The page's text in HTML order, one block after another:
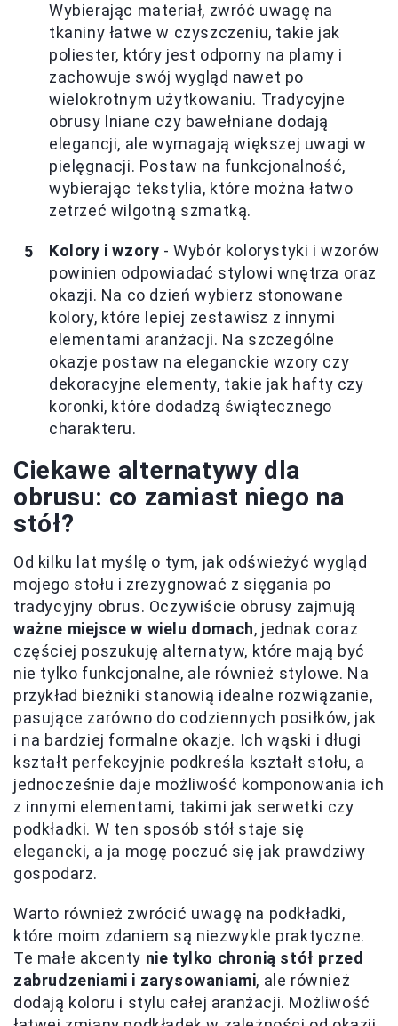
Wybierając materiał, zwróć uwagę na
tkaniny łatwe w czyszczeniu, takie jak
poliester, który jest odporny na plamy i
zachowuje swój wygląd nawet po
wielokrotnym użytkowaniu. Tradycyjne
obrusy lniane czy bawełniane dodają
elegancji, ale wymagają większej uwagi w
pielęgnacji. Postaw na funkcjonalność,
wybierając tekstylia, które można łatwo
zetrzeć wilgotną szmatką.
Kolory i wzory - Wybór kolorystyki i wzorów
powinien odpowiadać stylowi wnętrza oraz
okazji. Na co dzień wybierz stonowane
kolory, które lepiej zestawisz z innymi
elementami aranżacji. Na szczególne
okazje postaw na eleganckie wzory czy
dekoracyjne elementy, takie jak hafty czy
koronki, które dodadzą świątecznego
charakteru.
Ciekawe alternatywy dla
obrusu: co zamiast niego na
stół?
Od kilku lat myślę o tym, jak odświeżyć wygląd
mojego stołu i zrezygnować z sięgania po
tradycyjny obrus. Oczywiście obrusy zajmują
ważne miejsce w wielu domach, jednak coraz
częściej poszukuję alternatyw, które mają być
nie tylko funkcjonalne, ale również stylowe. Na
przykład bieżniki stanowią idealne rozwiązanie,
pasujące zarówno do codziennych posiłków, jak
i na bardziej formalne okazje. Ich wąski i długi
kształt perfekcyjnie podkreśla kształt stołu, a
jednocześnie daje możliwość komponowania ich
z innymi elementami, takimi jak serwetki czy
podkładki. W ten sposób stół staje się
elegancki, a ja mogę poczuć się jak prawdziwy
gospodarz.
Warto również zwrócić uwagę na podkładki,
które moim zdaniem są niezwykle praktyczne.
Te małe akcenty nie tylko chronią stół przed
zabrudzeniami i zarysowaniami, ale również
dodają koloru i stylu całej aranżacji. Możliwość